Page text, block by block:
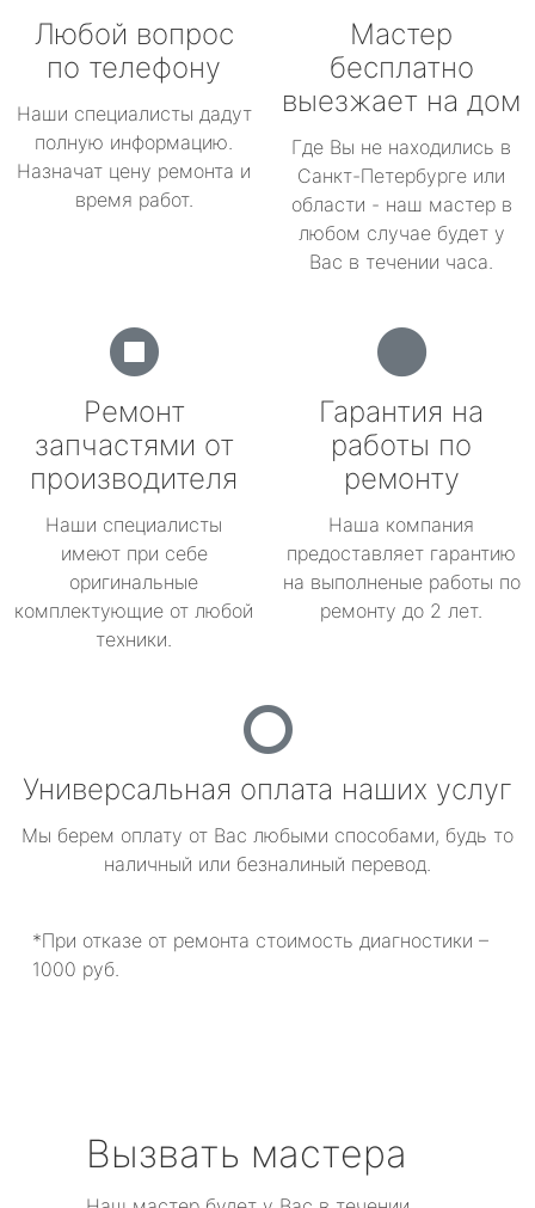
Любой вопрос
по телефону
Наши специалисты дадут
полную информацию.
Назначат цену ремонта и
время работ.
Мастер
бесплатно
выезжает на дом
Где Вы не находились в
Санкт-Петербурге или
области - наш мастер в
любом случае будет у
Вас в течении часа.
Ремонт
запчастями от
производителя
Наши специалисты
имеют при себе
оригинальные
комплектующие от любой
техники.
Гарантия на
работы по
ремонту
Наша компания
предоставляет гарантию
на выполненые работы по
ремонту до 2 лет.
Универсальная оплата наших услуг
Мы берем оплату от Вас любыми способами, будь то
наличный или безналиный перевод.
*При отказе от ремонта стоимость диагностики –
1000 руб.
Вызвать мастера